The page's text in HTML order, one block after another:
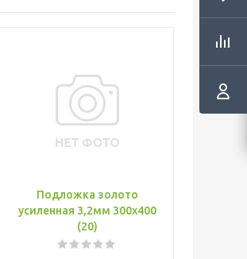
Подложка золото
усиленная 3,2мм 300х400
(20)